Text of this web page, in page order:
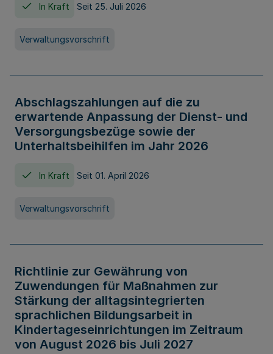
In Kraft Seit 25. Juli 2026
Verwaltungsvorschrift
Abschlagszahlungen auf die zu
erwartende Anpassung der Dienst- und
Versorgungsbezüge sowie der
Unterhaltsbeihilfen im Jahr 2026
In Kraft Seit 01. April 2026
Verwaltungsvorschrift
Richtlinie zur Gewährung von
Zuwendungen für Maßnahmen zur
Stärkung der alltagsintegrierten
sprachlichen Bildungsarbeit in
Kindertageseinrichtungen im Zeitraum
von August 2026 bis Juli 2027